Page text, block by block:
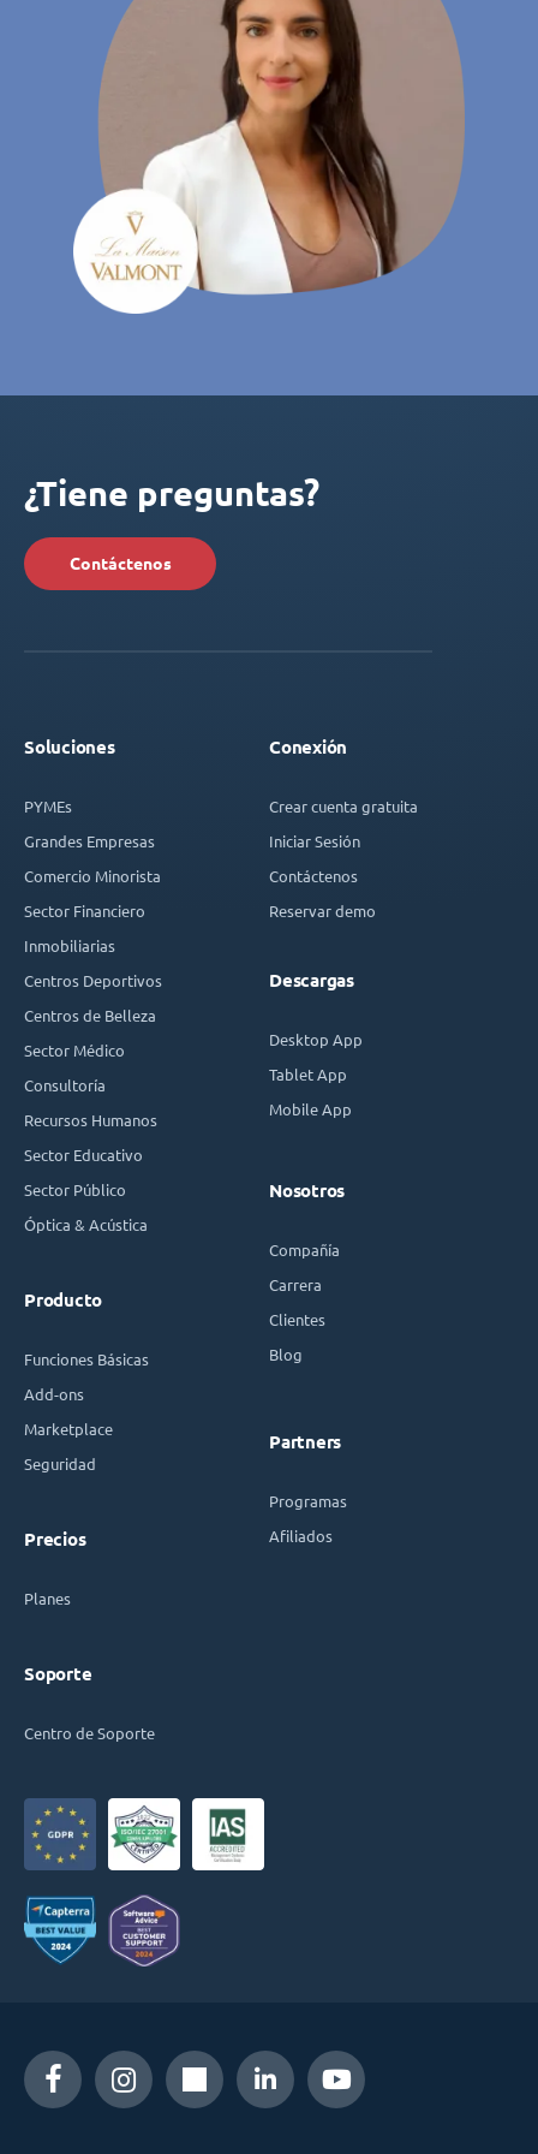
¿Tiene preguntas?
Contáctenos
Soluciones
PYMEs
Grandes Empresas
Comercio Minorista
Sector Financiero
Inmobiliarias
Centros Deportivos
Centros de Belleza
Sector Médico
Consultoría
Recursos Humanos
Sector Educativo
Sector Público
Óptica & Acústica
Producto
Funciones Básicas
Add-ons
Marketplace
Seguridad
Precios
Planes
Soporte
Centro de Soporte
Conexión
Crear cuenta gratuita
Iniciar Sesión
Contáctenos
Reservar demo
Descargas
Desktop App
Tablet App
Mobile App
Nosotros
Compañía
Carrera
Clientes
Blog
Partners
Programas
Afiliados